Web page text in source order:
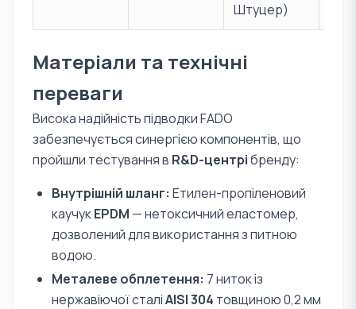
Штуцер)
Матеріали та технічні
переваги
Висока надійність підводки FADO
забезпечується синергією компонентів, що
пройшли тестування в R&D-центрібренду:
Внутрішній шланг: Етилен-пропіленовий
каучукEPDM — нетоксичний еластомер,
дозволений для використання з питною
водою.
Металеве обплетення: 7 ниток із
нержавіючої сталіAISI 304 товщиною 0,2 мм